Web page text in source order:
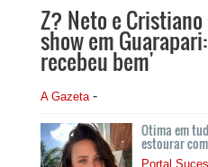
Z? Neto e
show em
recebeu bem'
A Gazeta -
Otima em
estourar
Portal